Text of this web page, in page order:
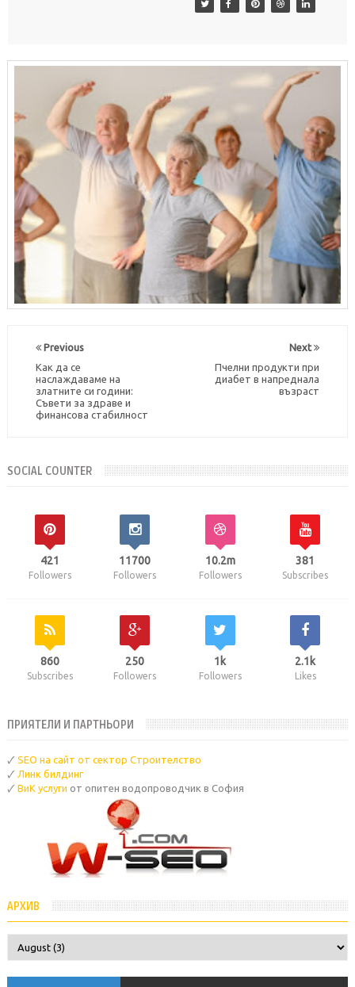
Next
Пчелни продукти при
диабет в напреднала
възраст
Previous
Как да се
наслаждаваме на
златните си години:
Съвети за здраве и
финансова стабилност
SOCIAL COUNTER
421
Followers
11700
Followers
10.2m
Followers
381
Subscribes
860
Subscribes
250
Followers
1k
Followers
2.1k
Likes
ПРИЯТЕЛИ И ПАРТНЬОРИ
🗸 SEO на сайт от сектор Строителство
🗸 Линк билдинг
🗸 ВиК услуги от опитен водопроводчик в София
АРХИВ